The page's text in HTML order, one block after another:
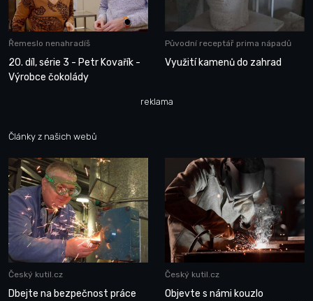
Řemeslo nenahradíš
20. díl, série 3 - Petr Kovařík -
Výrobce čokolády
Původní receptář prima nápadů
Využití kamenů do zahrad
reklama
Články z našich webů
Český kutil.cz
Dbejte na bezpečnost práce
Český kutil.cz
Objevte s námi kouzlo